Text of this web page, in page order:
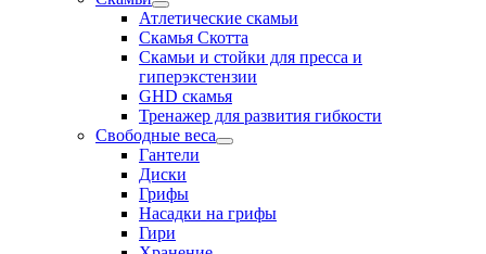
Атлетические скамьи
Скамья Скотта
Скамьи и стойки для пресса и
гиперэкстензии
GHD скамья
Тренажер для развития гибкости
Свободные веса
Гантели
Диски
Грифы
Насадки на грифы
Гири